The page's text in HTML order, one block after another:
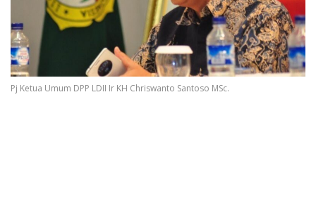
Pj Ketua Umum DPP LDII Ir KH Chriswanto Santoso MSc.